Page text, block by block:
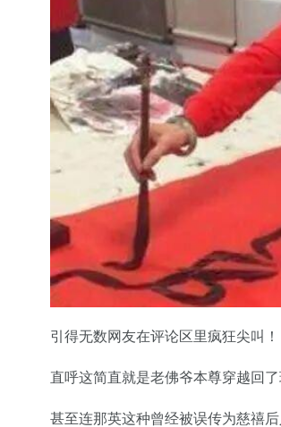
引得无数网友在评论区里疯狂尖叫！
直呼这简直就是老佛爷本尊穿越回了
甚至连那英这种曾经被误传为慈禧